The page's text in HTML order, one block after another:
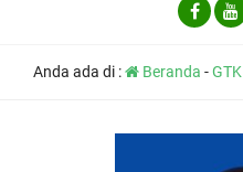
Anda ada di : Beranda -GTK